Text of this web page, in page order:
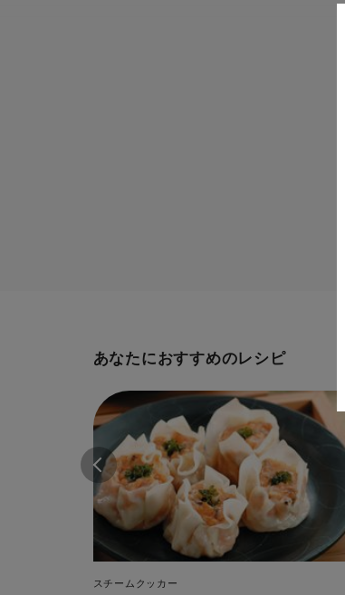
あなたにおすすめのレシピ
スチームクッカー